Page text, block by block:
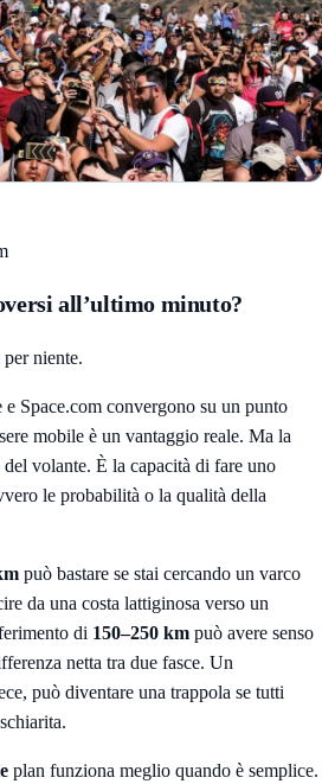
all’ultimo minuto?
niente.
Space.com convergono su un punto
mobile è un vantaggio reale. Ma la
volante. È la capacità di fare uno
le probabilità o la qualità della
può bastare se stai cercando un varco
da una costa lattiginosa verso un
di 150–250 km può avere senso
netta tra due fasce. Un
può diventare una trappola se tutti
plan funziona meglio quando è semplice.